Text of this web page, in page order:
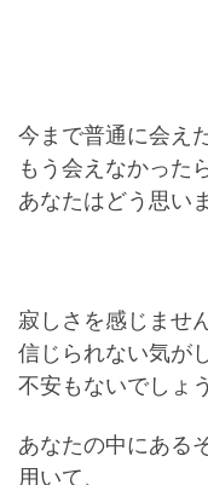
今まで普通に会え
もう会えなかった
あなたはどう思い
寂しさを感じませ
信じられない気が
不安もないでしょ
あなたの中にある
用いて、